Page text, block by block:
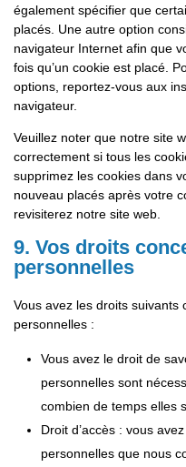
également spécifier que
placés. Une autre option
navigateur Internet afin que
fois qu’un cookie est placé.
options, reportez-vous aux
navigateur.
Veuillez noter que notre site
correctement si tous les
supprimez les cookies dans
nouveau placés après votre
revisiterez notre site web.
9. Vos droits
personnelles
Vous avez les droits suivants
personnelles :
Vous avez le droit de
personnelles sont
combien de temps elles
Droit d’accès : vous
personnelles que nous